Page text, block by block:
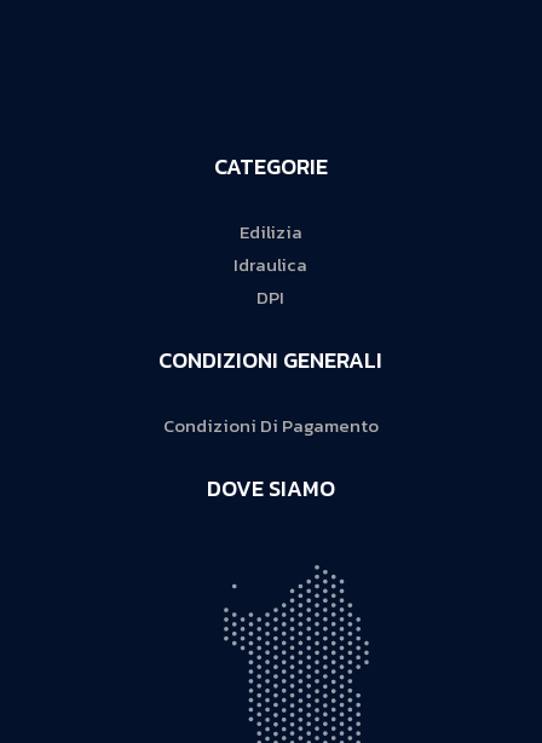
CATEGORIE
Edilizia
Idraulica
DPI
CONDIZIONI GENERALI
Condizioni Di Pagamento
DOVE SIAMO